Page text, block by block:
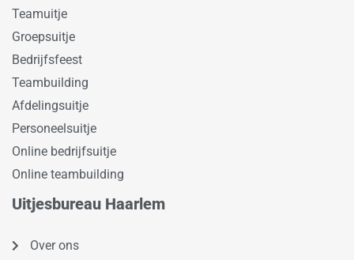
Teamuitje
Groepsuitje
Bedrijfsfeest
Teambuilding
Afdelingsuitje
Personeelsuitje
Online bedrijfsuitje
Online teambuilding
Uitjesbureau Haarlem
Over ons